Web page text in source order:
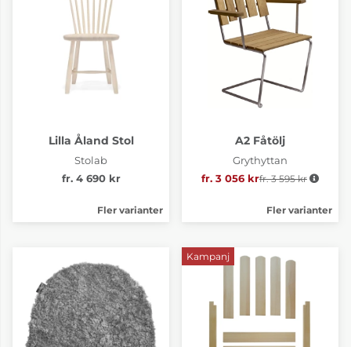
Lilla Åland Stol
Stolab
fr. 4 690 kr
Fler varianter
A2 Fåtölj
Grythyttan
fr. 3 056 krOrdinarie pris:
fr. 3 595 kr
Fler varianter
Kampanj